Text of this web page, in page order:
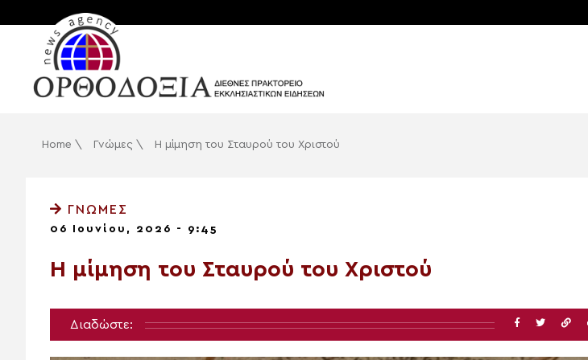
Home \ Γνώμες \ Η μίμηση του Σταυρού του Χριστού
ΓΝΏΜΕΣ
06 Ιουνίου, 2026 - 9:45
Η μίμηση του Σταυρού του Χριστού
Διαδώστε: